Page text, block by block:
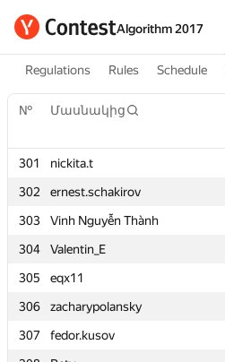
Algorithm 2017
Regulations Rules Schedule
№ Մասնակից
301 nickita.t
302
ernest.schakirov
303
Vinh Nguyễn Thành
304
Valentin_E
305
eqx11
306
zacharypolansky
307
fedor.kusov
№ Մասնակից
301 nickita.t
302
ernest.schakirov
303
Vinh Nguyễn Thành
304
Valentin_E
305
eqx11
306
zacharypolansky
307
fedor.kusov